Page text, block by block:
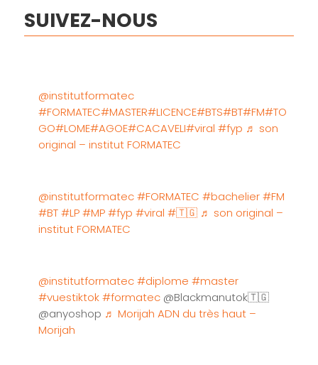
SUIVEZ-NOUS
@institutformatec
#FORMATEC#MASTER#LICENCE#BTS#BT#FM#TO
GO#LOME#AGOE#CACAVELI#viral #fyp ♬ son
original – institut FORMATEC
@institutformatec #FORMATEC #bachelier #FM
#BT #LP #MP #fyp #viral #🇹🇬 ♬ son original –
institut FORMATEC
@institutformatec #diplome #master
#vuestiktok #formatec@Blackmanutok🇹🇬
@anyoshop ♬ Morijah ADN du très haut –
Morijah